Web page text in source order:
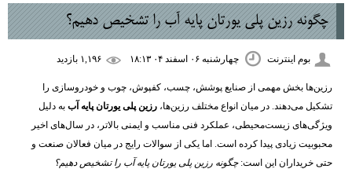
چگونه رزین پلی یورتان پایه آب را تشخیص دهیم؟
بوم اینترنت چهارشنبه ۰۶ اسفند ۰۴ ۱۸:۱۳ ۱,۱۹۶ بازديد
رزین‌ها بخش مهمی از صنایع پوشش، چسب، کفپوش، چوب و خودروسازی را
تشکیل می‌دهند. در میان انواع مختلف رزین‌ها،رزین پلی یورتان پایه آببه دلیل
ویژگی‌های زیست‌محیطی، عملکرد فنی مناسب و ایمنی بالاتر، در سال‌های اخیر
محبوبیت زیادی پیدا کرده است. اما یکی از سوالات رایج در میان فعالان صنعت و
حتی خریداران این است:چگونه رزین پلی یورتان پایه آب را تشخیص دهیم؟